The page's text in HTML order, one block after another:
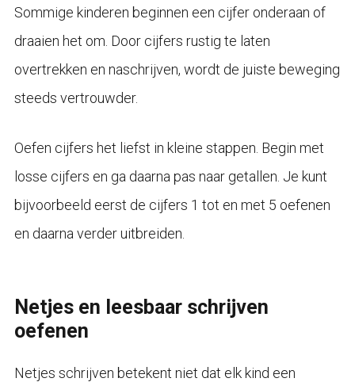
Sommige kinderen beginnen een cijfer onderaan of
draaien het om. Door cijfers rustig te laten
overtrekken en naschrijven, wordt de juiste beweging
steeds vertrouwder.
Oefen cijfers het liefst in kleine stappen. Begin met
losse cijfers en ga daarna pas naar getallen. Je kunt
bijvoorbeeld eerst de cijfers 1 tot en met 5 oefenen
en daarna verder uitbreiden.
Netjes en leesbaar schrijven
oefenen
Netjes schrijven betekent niet dat elk kind een